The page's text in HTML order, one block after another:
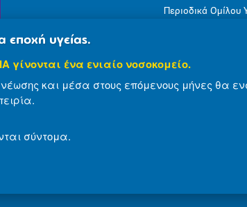
Περιοδικά Ομίλου
Δεδομένων
Πολιτική Cookies
εποχή υγείας.
γίνονται ένα ενιαίο νοσοκομείο.
και μέσα στους επόμενους μήνες θα
σύντομα.